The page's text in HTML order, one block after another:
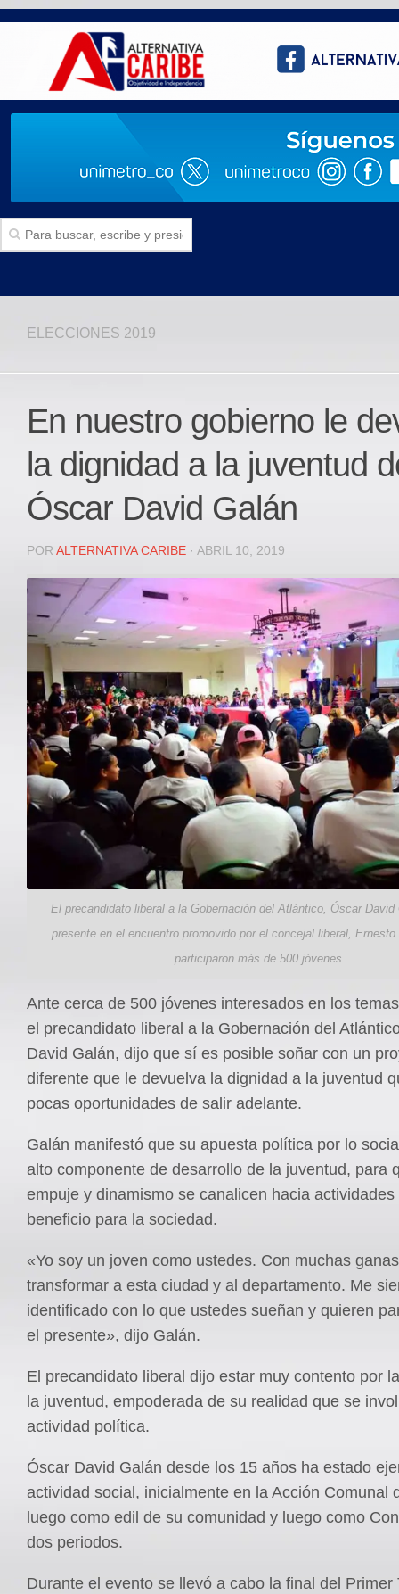
Politica
Deportes
JUDICIAL
REGIONAL
DEPARTAMENTAL
OPINIÓN
Contactenos
facebook
Twitter
Instagram
Registro ISSN: 2711-3299
ELECCIONES 2019
En nuestro gobierno le
la dignidad a la juventud
Óscar David Galán
POR ALTERNATIVA CARIBE · ABRIL 10, 2019
El precandidato liberal a la Gobernación del Atlántico, Óscar David
presente en el encuentro promovido por el concejal liberal, Ernesto
participaron más de 500 jóvenes.
Ante cerca de 500 jóvenes interesados en los
el precandidato liberal a la Gobernación del
David Galán, dijo que sí es posible soñar con un
diferente que le devuelva la dignidad a la juventud
pocas oportunidades de salir adelante.
Galán manifestó que su apuesta política por lo
alto componente de desarrollo de la juventud, para
empuje y dinamismo se canalicen hacia
beneficio para la sociedad.
«Yo soy un joven como ustedes. Con muchas
transformar a esta ciudad y al departamento. Me
identificado con lo que ustedes sueñan y quieren
el presente», dijo Galán.
El precandidato liberal dijo estar muy contento por
la juventud, empoderada de su realidad que se
actividad política.
Óscar David Galán desde los 15 años ha estado
actividad social, inicialmente en la Acción Comunal
luego como edil de su comunidad y luego como
dos periodos.
Durante el evento se llevó a cabo la final del Primer